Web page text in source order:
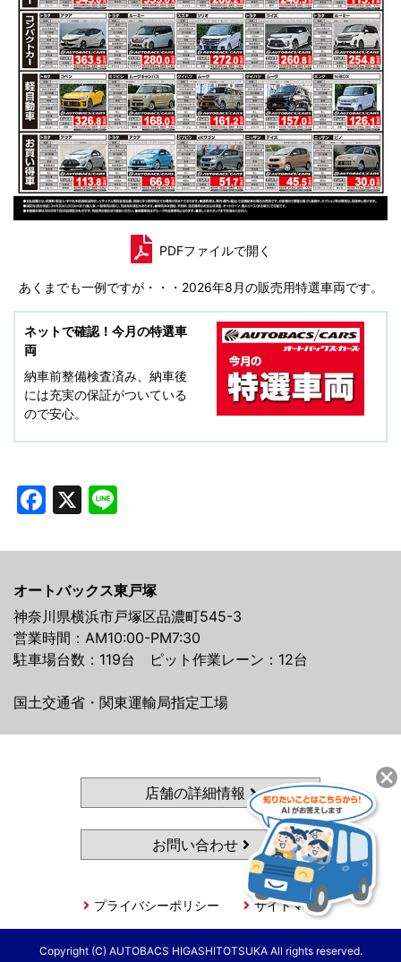
PDFファイルで開く
あくまでも一例ですが・・・2026年8月の販売用特選車両です。
ネットで確認！今月の特選車
両
納車前整備検査済み、納車後
には充実の保証がついている
ので安心。
Facebook
X
オートバックス東戸塚
神奈川県横浜市戸塚区品濃町545-3
営業時間：AM10:00-PM7:30
駐車場台数：119台 ピット作業レーン：12台
国土交通省・関東運輸局指定工場
店舗の詳細情報
お問い合わせ
プライバシーポリシー サイトマップ
Copyright (C) AUTOBACS HIGASHITOTSUKA All rights reserved.